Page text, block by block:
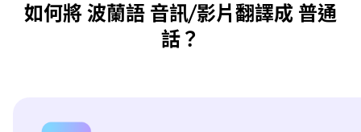
如何將 波蘭語 音訊/影片翻譯成 普通
話？